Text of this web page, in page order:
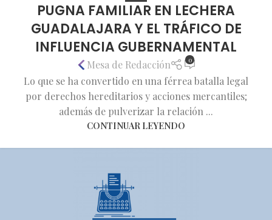
PUGNA FAMILIAR EN LECHERA
GUADALAJARA Y EL TRÁFICO DE
INFLUENCIA GUBERNAMENTAL
Mesa de Redacción 0
Lo que se ha convertido en una férrea batalla legal
por derechos hereditarios y acciones mercantiles;
además de pulverizar la relación ...
CONTINUAR LEYENDO